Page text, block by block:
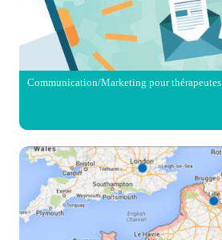
Communication/Marketing pour thérapeutes